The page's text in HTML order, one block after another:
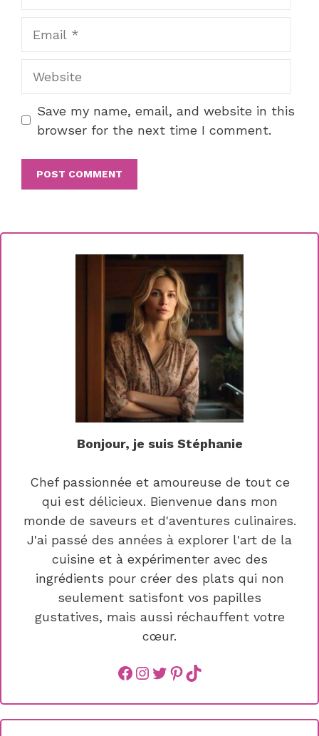
Save my name, email, and website in this
browser for the next time I comment.
Bonjour, je suis Stéphanie
Chef passionnée et amoureuse de tout ce
qui est délicieux. Bienvenue dans mon
monde de saveurs et d'aventures culinaires.
J'ai passé des années à explorer l'art de la
cuisine et à expérimenter avec des
ingrédients pour créer des plats qui non
seulement satisfont vos papilles
gustatives, mais aussi réchauffent votre
cœur.
Facebook
instagram
Twitter
Pinterest
TikTok